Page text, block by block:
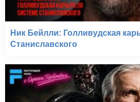
Ник Бейлли: Голливудская
Станиславского